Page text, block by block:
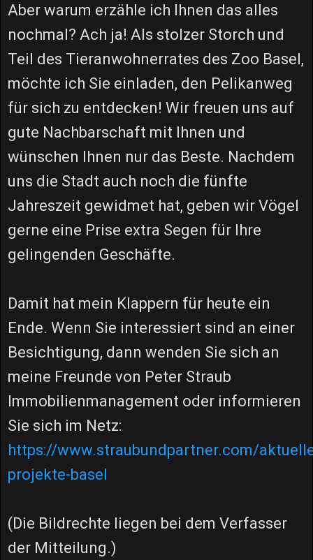
Aber warum erzähle ich Ihnen das alles
nochmal? Ach ja! Als stolzer Storch und
Teil des Tieranwohnerrates des Zoo Basel,
möchte ich Sie einladen, den Pelikanweg
für sich zu entdecken! Wir freuen uns auf
gute Nachbarschaft mit Ihnen und
wünschen Ihnen nur das Beste. Nachdem
uns die Stadt auch noch die fünfte
Jahreszeit gewidmet hat, geben wir Vögel
gerne eine Prise extra Segen für Ihre
gelingenden Geschäfte.
Damit hat mein Klappern für heute ein
Ende. Wenn Sie interessiert sind an einer
Besichtigung, dann wenden Sie sich an
meine Freunde von Peter Straub
Immobilienmanagement oder informieren
Sie sich im Netz:
https://www.straubundpartner.com/
projekte-basel
(Die Bildrechte liegen bei dem Verfasser
der Mitteilung.)